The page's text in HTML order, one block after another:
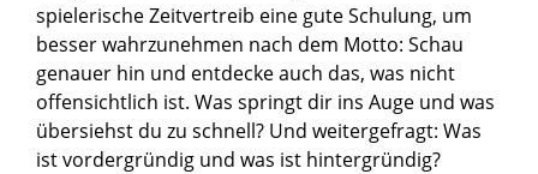
spielerische Zeitvertreib eine gute Schulung, um
besser wahrzunehmen nach dem Motto: Schau
genauer hin und entdecke auch das, was nicht
offensichtlich ist. Was springt dir ins Auge und was
übersiehst du zu schnell? Und weitergefragt: Was
ist vordergründig und was ist hintergründig?